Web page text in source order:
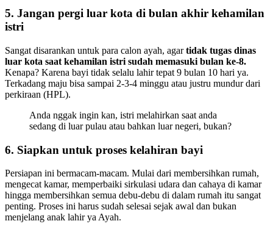
5. Jangan pergi luar kota di bulan akhir kehamilan
istri
Sangat disarankan untuk para calon ayah, agartidak tugas dinas
luar kota saat kehamilan istri sudah memasuki bulan ke-8.
Kenapa? Karena bayi tidak selalu lahir tepat 9 bulan 10 hari ya.
Terkadang maju bisa sampai 2-3-4 minggu atau justru mundur dari
perkiraan (HPL).
Anda nggak ingin kan, istri melahirkan saat anda
sedang di luar pulau atau bahkan luar negeri, bukan?
6. Siapkan untuk proses kelahiran bayi
Persiapan ini bermacam-macam. Mulai dari membersihkan rumah,
mengecat kamar, memperbaiki sirkulasi udara dan cahaya di kamar
hingga membersihkan semua debu-debu di dalam rumah itu sangat
penting. Proses ini harus sudah selesai sejak awal dan bukan
menjelang anak lahir ya Ayah.